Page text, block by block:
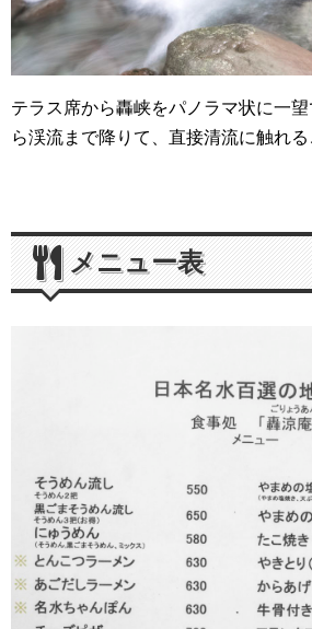
テラス席から轟峡をパノラマ状に一
ら渓流まで降りて、直接清流に触れる
メニュー表